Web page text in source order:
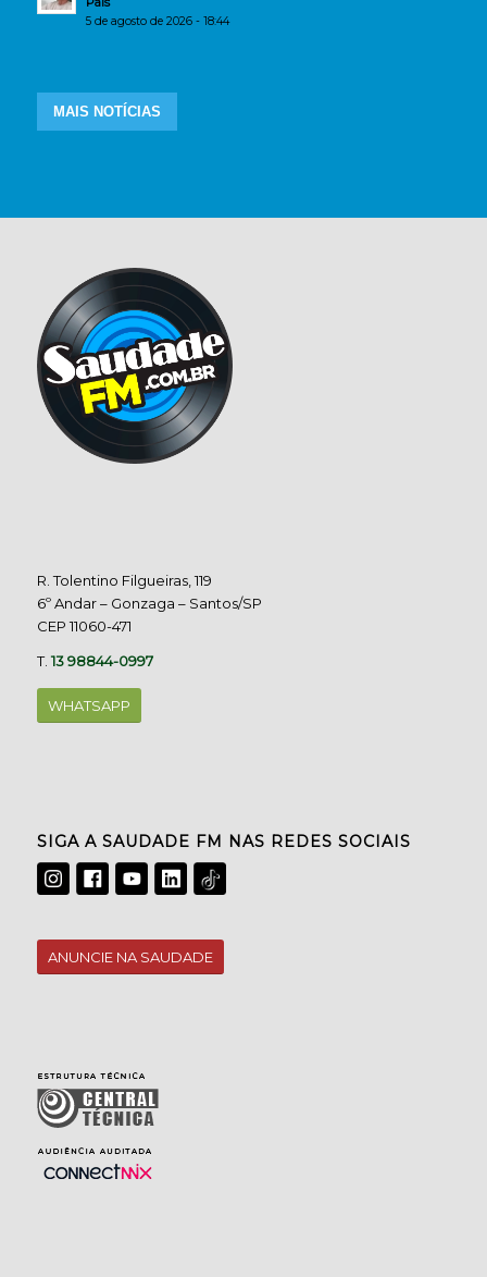
5 de agosto de 2026 - 18:44
MAIS NOTÍCIAS
R. Tolentino Filgueiras, 119
6º Andar – Gonzaga – Santos/SP
CEP 11060-471
T.13 98844-0997
WHATSAPP
SIGA A SAUDADE FM NAS REDES SOCIAIS
ANUNCIE NA SAUDADE